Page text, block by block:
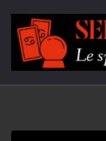
contenu